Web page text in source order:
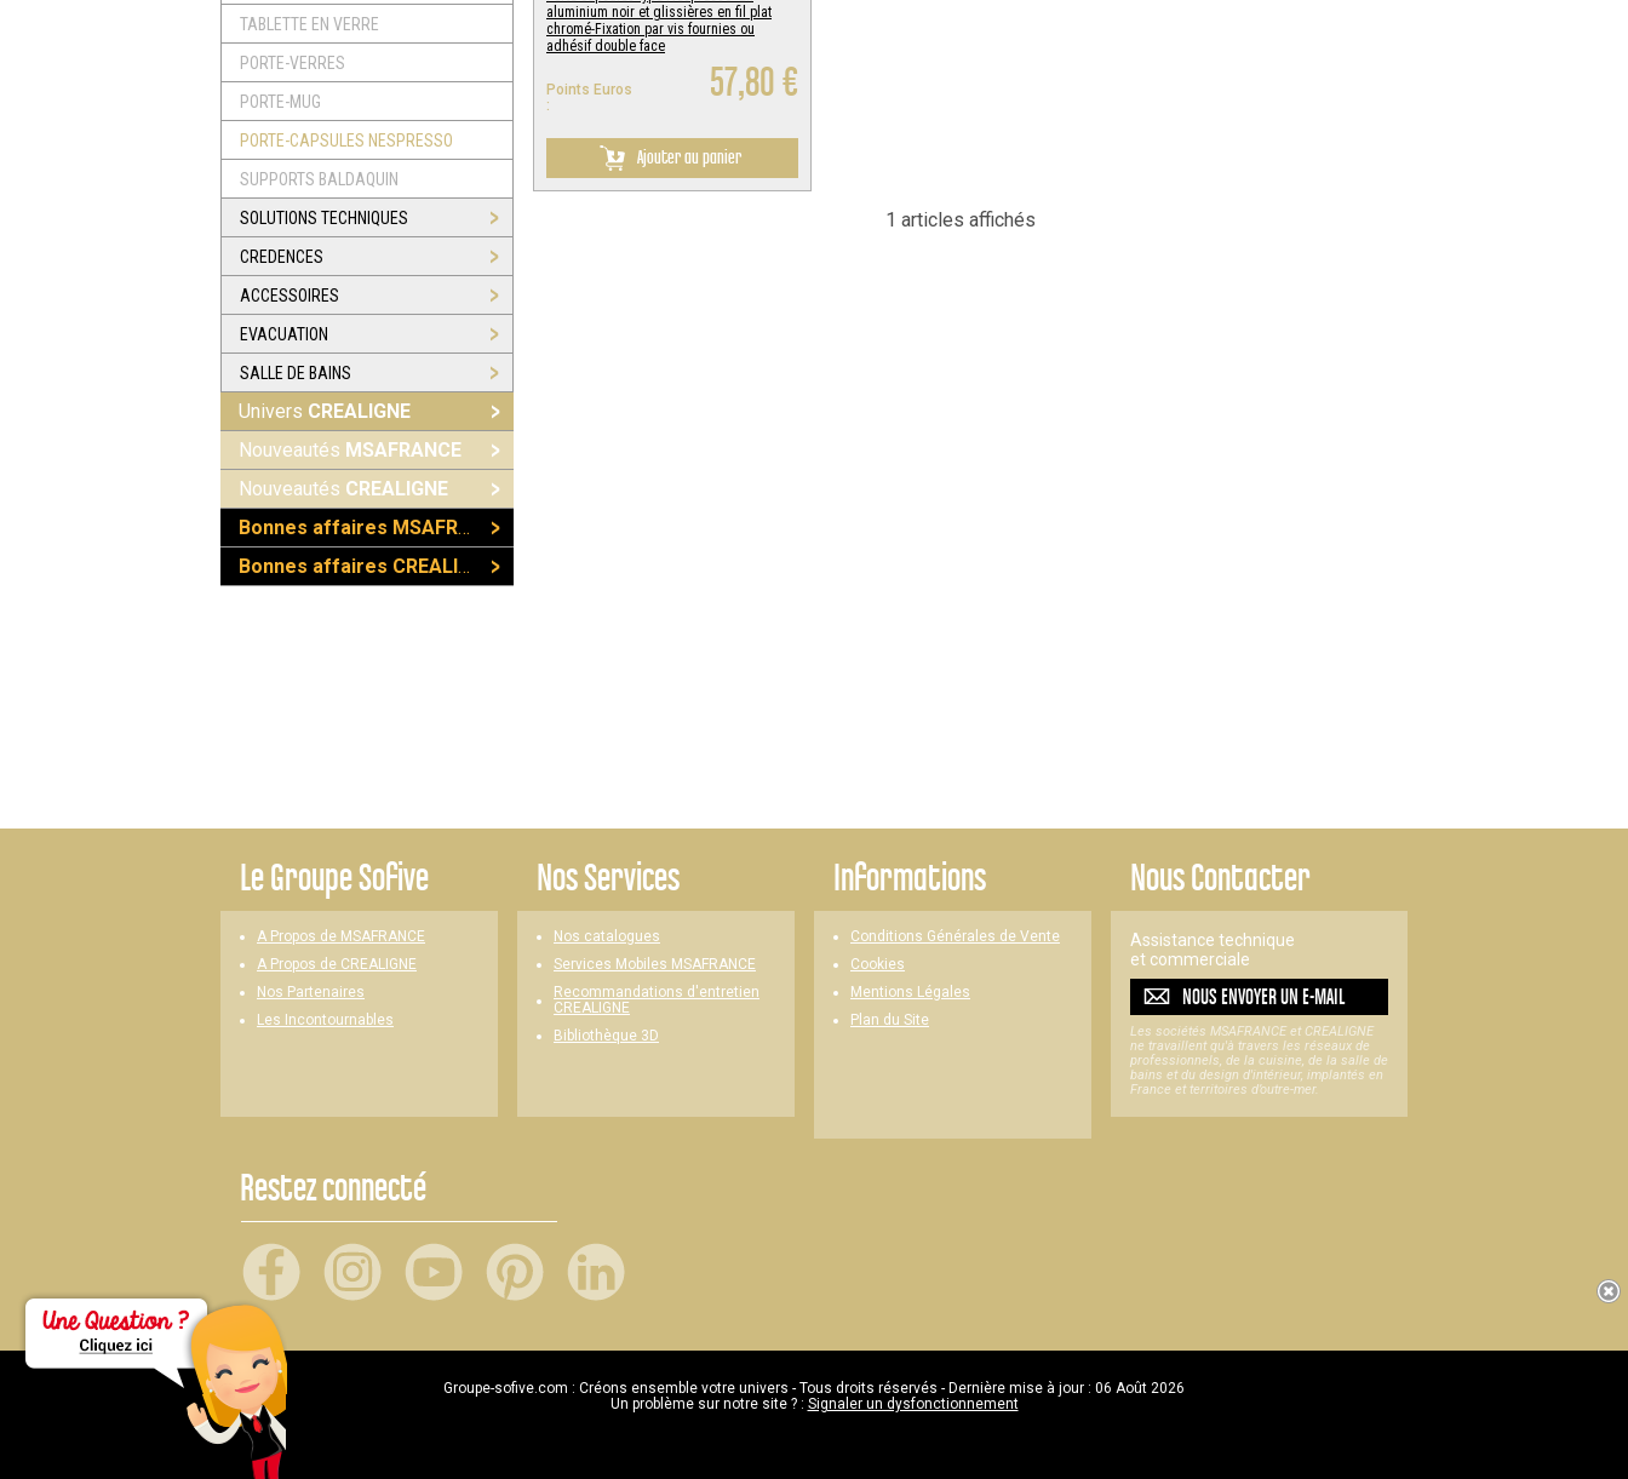
TABLETTE EN VERRE
PORTE-VERRES
PORTE-MUG
PORTE-CAPSULES NESPRESSO
SUPPORTS BALDAQUIN
SOLUTIONS TECHNIQUES
CREDENCES
ACCESSOIRES
EVACUATION
SALLE DE BAINS
Univers CREALIGNE
Nouveautés MSAFRANCE
Nouveautés CREALIGNE
Bonnes affaires MSAFRANCE
Bonnes affaires CREALIGNE
aluminium noir et glissières en fil plat
chromé-Fixation par vis fournies ou
adhésif double face
Points Euros
:
57,80 €
Ajouter au panier
1 articles affichés
LeGroupe Sofive
A Propos de MSAFRANCE
A Propos de CREALIGNE
Nos Partenaires
Les Incontournables
Nos Services
Nos catalogues
Services Mobiles MSAFRANCE
Recommandations d'entretien
CREALIGNE
Bibliothèque 3D
Informations
Conditions Générales de Vente
Cookies
Mentions Légales
Plan du Site
Nous Contacter
Assistance technique
et commerciale
NOUS ENVOYER UNE-MAIL
Les sociétés MSAFRANCE et CREALIGNE
ne travaillent qu'à travers les réseaux de
professionnels, de la cuisine, de la salle de
bains et du design d'intérieur, implantés en
France et territoires d’outre-mer.
Restez connecté
Groupe-sofive.com : Créons ensemble votre univers - Tous droits réservés - Dernière mise à jour : 06 Août 2026
Un problème sur notre site ? : Signaler un dysfonctionnement